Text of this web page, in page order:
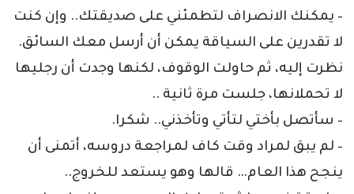
– يمكنك الانصراف لتطمئني على صديقتك.. وإن كنت
لا تقدرين على السياقة يمكن أن أرسل معك السائق.
نظرت إليه، ثم حاولت الوقوف، لكنها وجدت أن رجليها
لا تحملانها، جلست مرة ثانية ..
– سأتصل بأختي لتأتي وتأخذني.. شكرا.
– لم يبق لمراد وقت كاف لمراجعة دروسه، أتمنى أن
ينجح هذا العام… قالها وهو يستعد للخروج..